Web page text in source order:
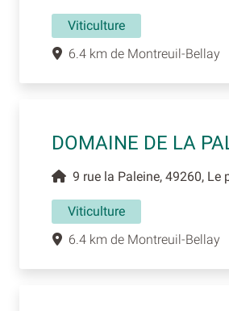
Viticulture
6.4 km de Montreuil-Bellay
DOMAINE DE LA
9 rue la Paleine, 49260, Le
Viticulture
6.4 km de Montreuil-Bellay